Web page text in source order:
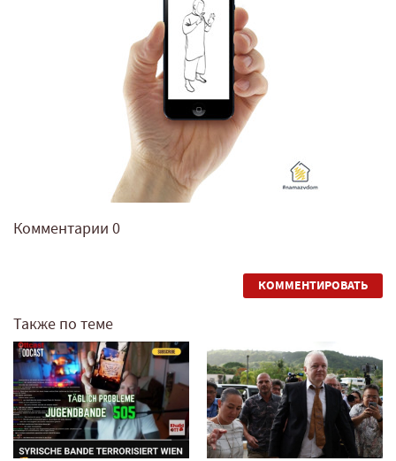
Комментарии 0
КОММЕНТИРОВАТЬ
Также по теме